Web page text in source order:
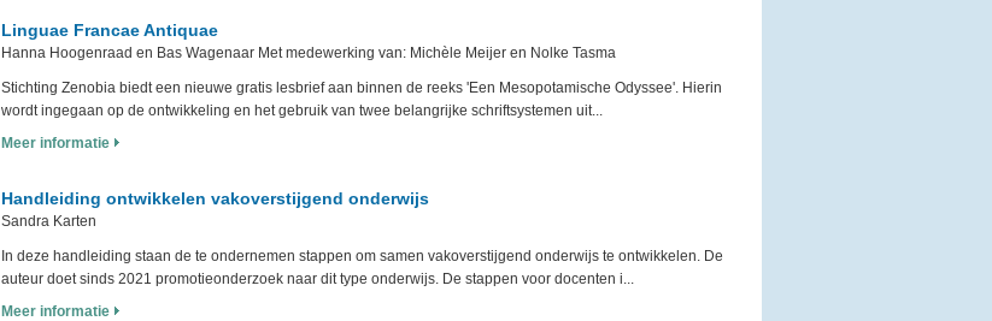
Linguae Francae Antiquae
Hanna Hoogenraad en Bas Wagenaar Met medewerking van: Michèle Meijer en Nolke Tasma
Stichting Zenobia biedt een nieuwe gratis lesbrief aan binnen de reeks 'Een Mesopotamische Odyssee'. Hierin
wordt ingegaan op de ontwikkeling en het gebruik van twee belangrijke schriftsystemen uit...
Meer informatie
Handleiding ontwikkelen vakoverstijgend onderwijs
Sandra Karten
In deze handleiding staan de te ondernemen stappen om samen vakoverstijgend onderwijs te ontwikkelen. De
auteur doet sinds 2021 promotieonderzoek naar dit type onderwijs. De stappen voor docenten i...
Meer informatie